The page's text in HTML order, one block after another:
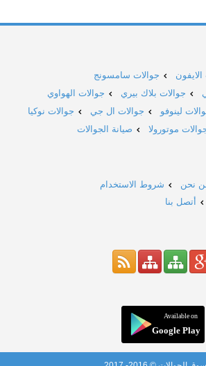
جوالات سامسونج
جوالات بلاك بيري
جوالات الهواوي
لينوفو جوالات ال جي
جوالات نوكيا
موتورولا صيانة الجوالات
نحن
شروط الاستخدام
أتصل بنا
Available on
Google Play